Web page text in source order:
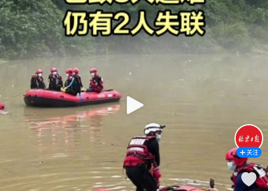
关注